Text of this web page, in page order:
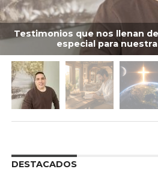
Testimonios que nos llenan
especial para
DESTACADOS